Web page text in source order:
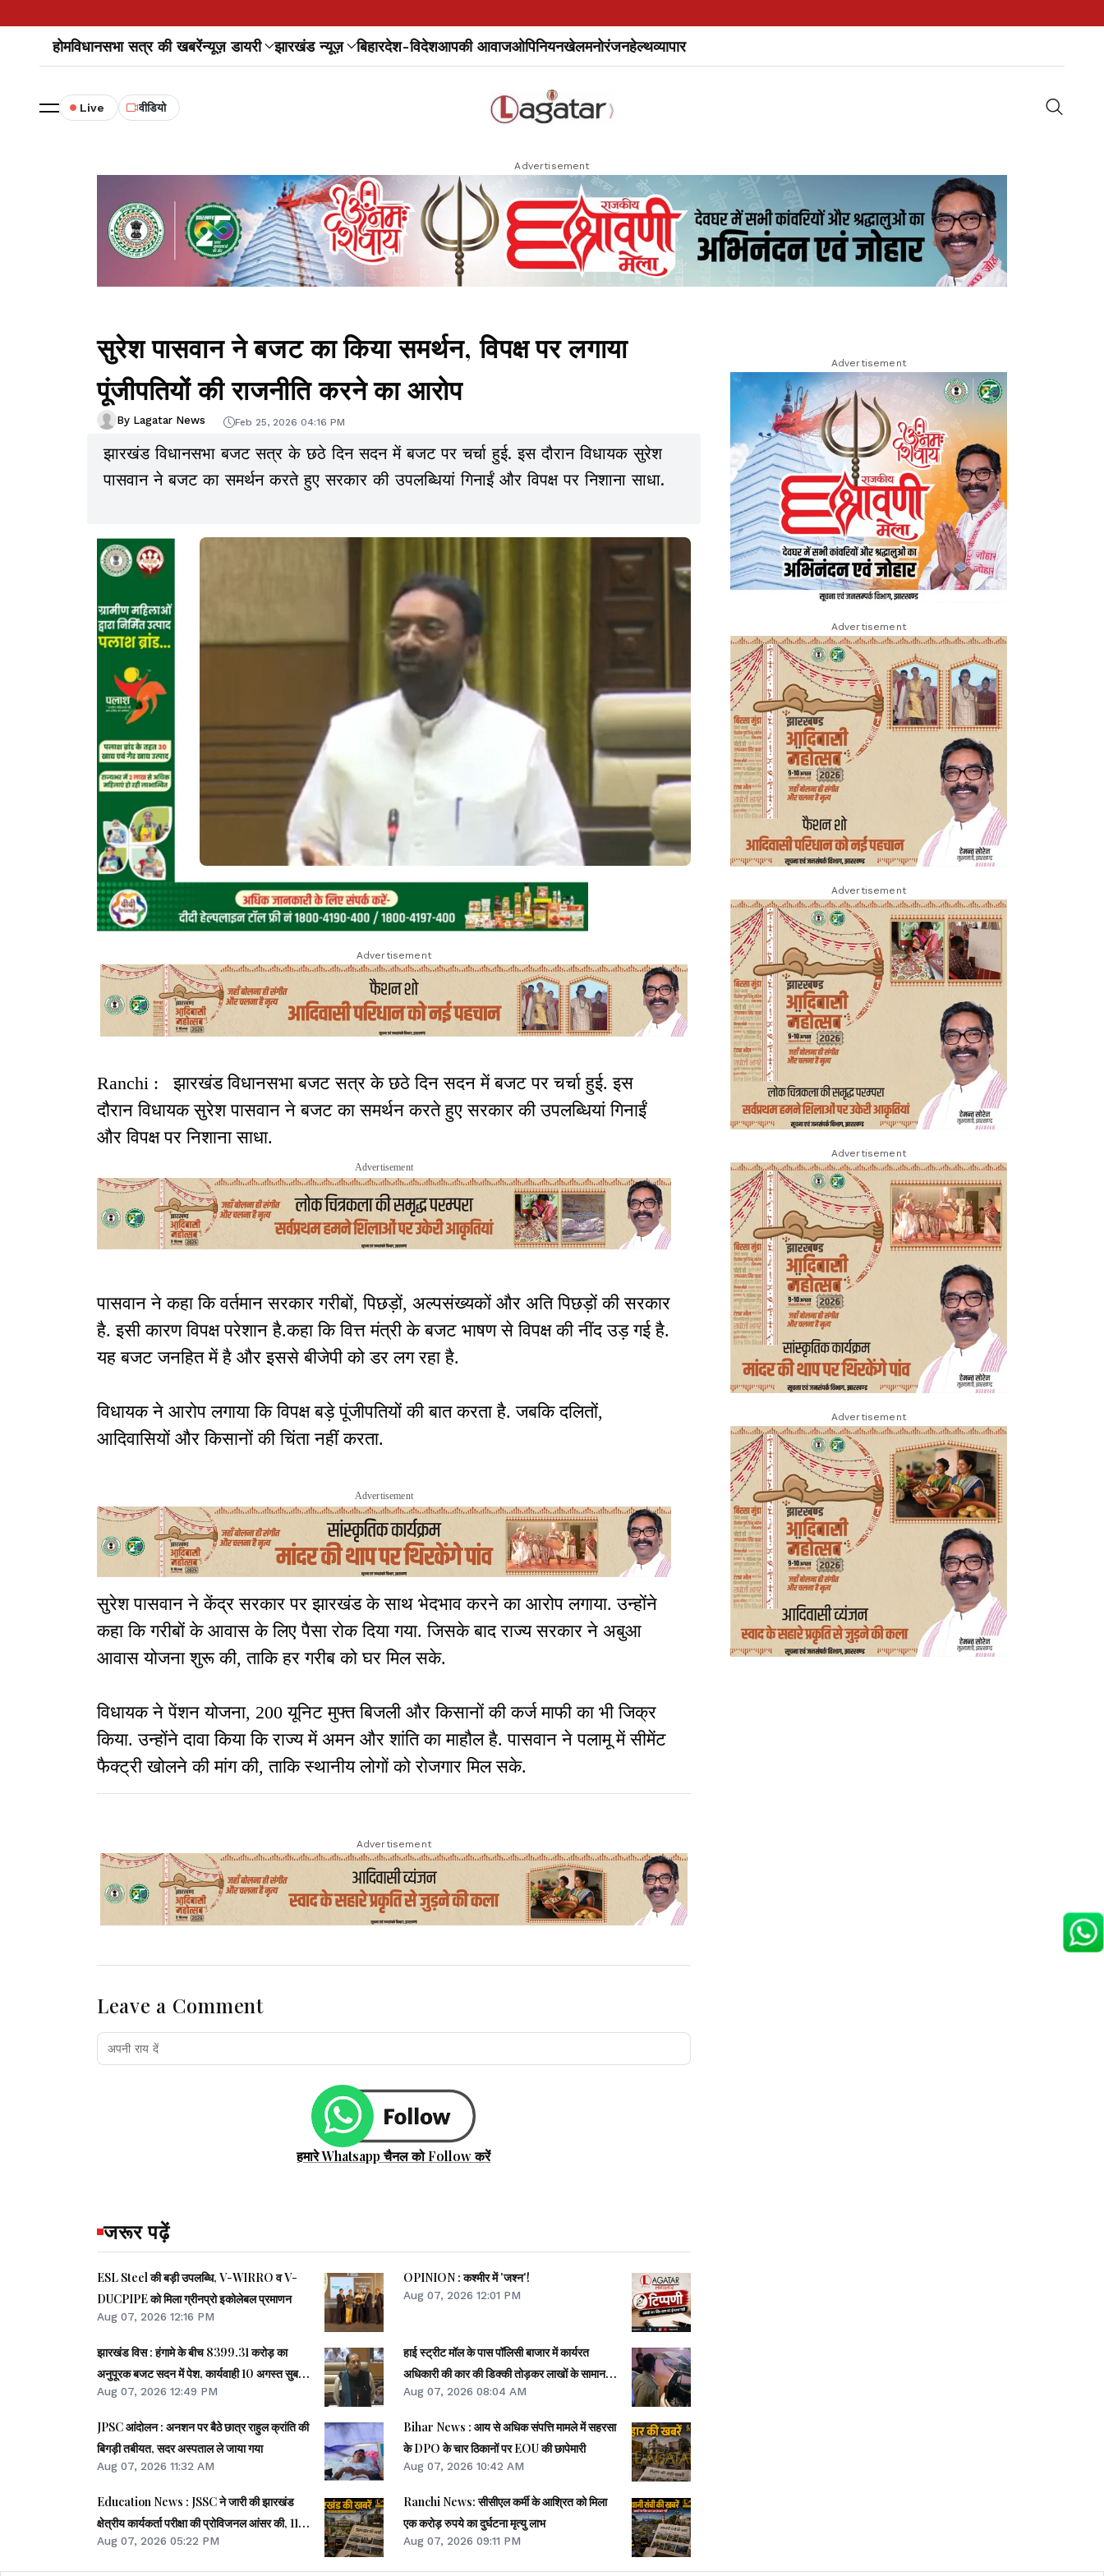
होमविधानसभा सत्र की खबरेंन्यूज़ डायरी झारखंड न्यूज़ बिहारदेश-विदेशआपकी आवाजओपिनियनखेलमनोरंजनहेल्थव्यापार
Live वीडियो
Advertisement
सुरेश पासवान ने बजट का किया समर्थन, विपक्ष पर लगाया
पूंजीपतियों की राजनीति करने का आरोप
By Lagatar News Feb 25, 2026 04:16 PM
झारखंड विधानसभा बजट सत्र के छठे दिन सदन में बजट पर चर्चा हुई. इस दौरान विधायक सुरेश
पासवान ने बजट का समर्थन करते हुए सरकार की उपलब्धियां गिनाईं और विपक्ष पर निशाना साधा.
Advertisement
Ranchi : झारखंड विधानसभा बजट सत्र के छठे दिन सदन में बजट पर चर्चा हुई. इस
दौरान विधायक सुरेश पासवान ने बजट का समर्थन करते हुए सरकार की उपलब्धियां गिनाईं
और विपक्ष पर निशाना साधा.
Advertisement
पासवान ने कहा कि वर्तमान सरकार गरीबों, पिछड़ों, अल्पसंख्यकों और अति पिछड़ों की सरकार
है. इसी कारण विपक्ष परेशान है.कहा कि वित्त मंत्री के बजट भाषण से विपक्ष की नींद उड़ गई है.
यह बजट जनहित में है और इससे बीजेपी को डर लग रहा है.
विधायक ने आरोप लगाया कि विपक्ष बड़े पूंजीपतियों की बात करता है. जबकि दलितों,
आदिवासियों और किसानों की चिंता नहीं करता.
Advertisement
सुरेश पासवान ने केंद्र सरकार पर झारखंड के साथ भेदभाव करने का आरोप लगाया. उन्होंने
कहा कि गरीबों के आवास के लिए पैसा रोक दिया गया. जिसके बाद राज्य सरकार ने अबुआ
आवास योजना शुरू की, ताकि हर गरीब को घर मिल सके.
विधायक ने पेंशन योजना, 200 यूनिट मुफ्त बिजली और किसानों की कर्ज माफी का भी जिक्र
किया. उन्होंने दावा किया कि राज्य में अमन और शांति का माहौल है. पासवान ने पलामू में सीमेंट
फैक्ट्री खोलने की मांग की, ताकि स्थानीय लोगों को रोजगार मिल सके.
Advertisement
Leave a Comment
हमारे Whatsapp चैनल को Follow करें
जरूर पढ़ें
ESL Steel की बड़ी उपलब्धि, V-WIRRO व V-
DUCPIPE को मिला ग्रीनप्रो इकोलेबल प्रमाणन
Aug 07, 2026 12:16 PM
झारखंड विस : हंगामे के बीच 8399.31 करोड़ का
अनुपूरक बजट सदन में पेश, कार्यवाही 10 अगस्त सुबह
11 बजे तक स्थगित
Aug 07, 2026 12:49 PM
JPSC आंदोलन : अनशन पर बैठे छात्र राहुल क्रांति की
बिगड़ी तबीयत, सदर अस्पताल ले जाया गया
Aug 07, 2026 11:32 AM
Education News : JSSC ने जारी की झारखंड
क्षेत्रीय कार्यकर्ता परीक्षा की प्रोविजनल आंसर की, 11
अगस्त तक दर्ज करे आपत्ति
Aug 07, 2026 05:22 PM
OPINION : कश्मीर में 'जश्न'!
Aug 07, 2026 12:01 PM
हाई स्ट्रीट मॉल के पास पॉलिसी बाजार में कार्यरत
अधिकारी की कार की डिक्की तोड़कर लाखों के सामान
की चोरी
Aug 07, 2026 08:04 AM
Bihar News : आय से अधिक संपत्ति मामले में सहरसा
के DPO के चार ठिकानों पर EOU की छापेमारी
Aug 07, 2026 10:42 AM
Ranchi News: सीसीएल कर्मी के आश्रित को मिला
एक करोड़ रुपये का दुर्घटना मृत्यु लाभ
Aug 07, 2026 09:11 PM
Advertisement
Advertisement
Advertisement
Advertisement
Advertisement